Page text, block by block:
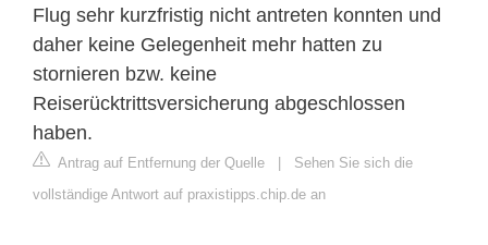
Flug sehr kurzfristig nicht antreten konnten und
daher keine Gelegenheit mehr hatten zu
stornieren bzw. keine
Reiserücktrittsversicherung abgeschlossen
haben.
Antrag auf Entfernung der Quelle | Sehen Sie sich die
vollständige Antwort auf praxistipps.chip.de an